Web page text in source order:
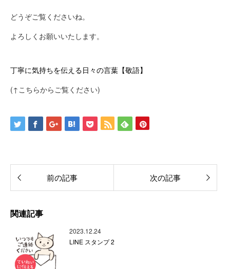
どうぞご覧くださいね。
よろしくお願いいたします。
丁寧に気持ちを伝える日々の言葉【敬語】
(↑こちらからご覧ください)
前の記事 次の記事
関連記事
2023.12.24
LINE スタンプ 2